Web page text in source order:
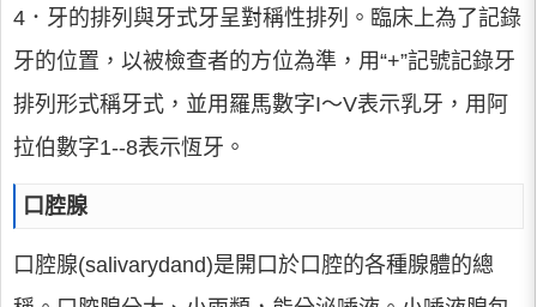
4．牙的排列與牙式牙呈對稱性排列。臨床上為了記錄
牙的位置，以被檢查者的方位為準，用“+”記號記錄牙
排列形式稱牙式，並用羅馬數字I～V表示乳牙，用阿
拉伯數字1--8表示恆牙。
口腔腺
口腔腺(salivarydand)是開口於口腔的各種腺體的總